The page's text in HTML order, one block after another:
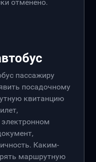
отменено.
пассажиру
посадочному
квитанцию
Каким-
маршрутную